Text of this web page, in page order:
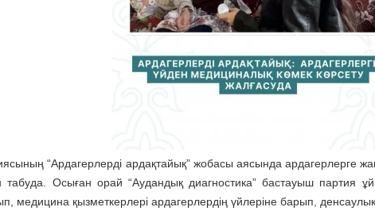
“Ардагерлерді ардақтайық” жобасы аясында ардагерлерге
табуда. Осыған орай “Аудандық диагностика” бастауыш партия
медицина қызметкерлері ардагерлердің үйлеріне барып,